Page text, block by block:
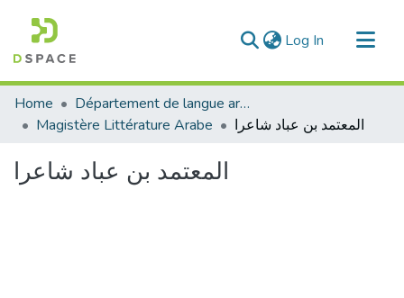
Log In (current)
Communities & Collections
All of DSpace
Home
Département de langue arabe
Magistère Littérature Arabe
المعتمد بن عباد شاعرا
المعتمد بن عباد شاعرا